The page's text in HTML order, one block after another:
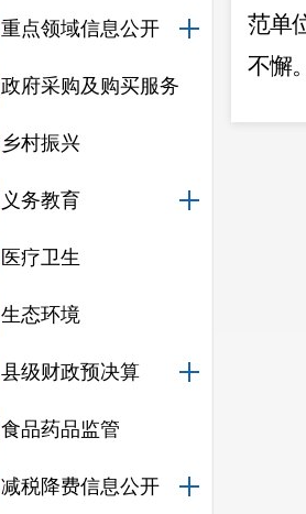
重点领域信息公开
政府采购及购买服务
乡村振兴
义务教育
医疗卫生
生态环境
县级财政预决算
食品药品监管
减税降费信息公开
范单
不懈